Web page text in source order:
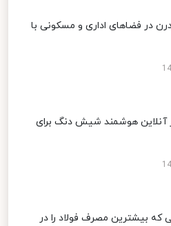
در فضاهای اداری و مسکونی با
آنلاین هوشمند شیش دنگ برای
که بیشترین مصرف فولاد را در